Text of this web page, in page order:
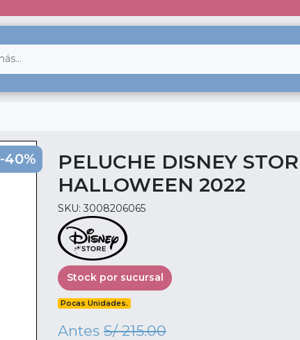
-40%
PELUCHE DISNEY
HALLOWEEN 2022
SKU: 3008206065
Stock por sucursal
Pocas Unidades.
Antes S/ 215.00